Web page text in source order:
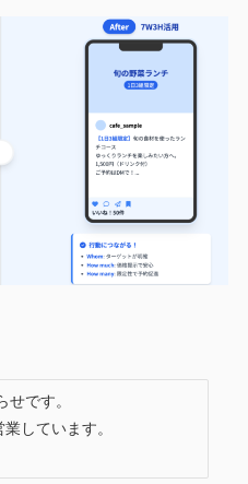
です。
しています。